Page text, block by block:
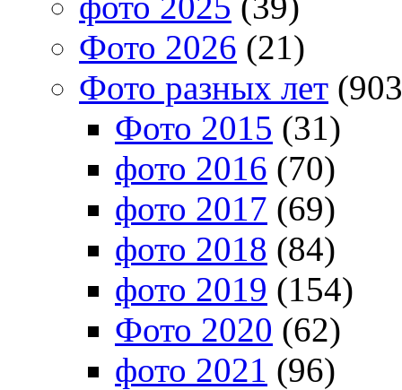
Фото 2026 (21)
Фото разных лет
Фото 2015 (31)
фото 2016 (70)
фото 2017 (69)
фото 2018 (84)
фото 2019 (154)
Фото 2020 (62)
фото 2021 (96)